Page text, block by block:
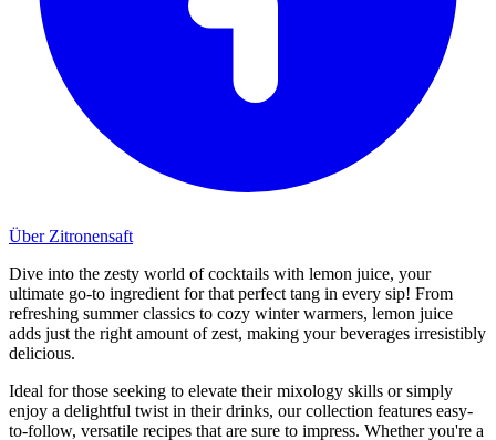
Über Zitronensaft
Dive into the zesty world of cocktails with lemon juice, your
ultimate go-to ingredient for that perfect tang in every sip! From
refreshing summer classics to cozy winter warmers, lemon juice
adds just the right amount of zest, making your beverages irresistibly
delicious.
Ideal for those seeking to elevate their mixology skills or simply
enjoy a delightful twist in their drinks, our collection features easy-
to-follow, versatile recipes that are sure to impress. Whether you're a